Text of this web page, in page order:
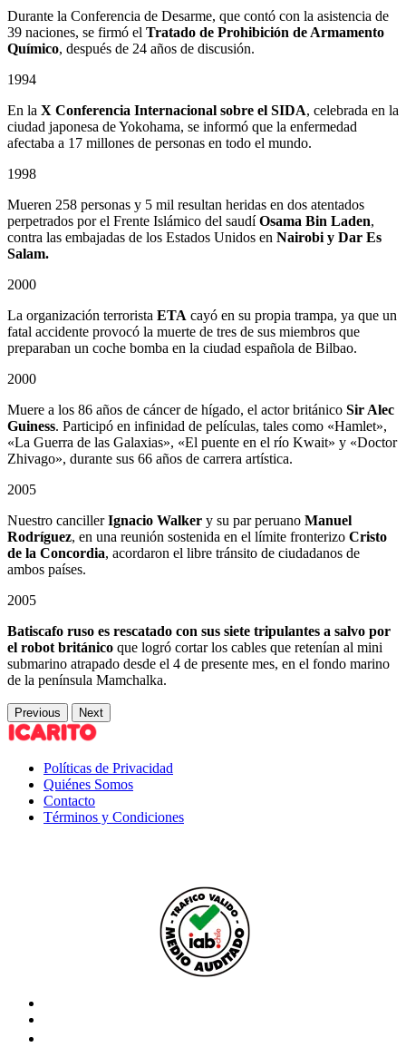
Durante la Conferencia de Desarme, que contó con la asistencia de
39 naciones, se firmó el Tratado de Prohibición de Armamento
Químico, después de 24 años de discusión.
1994
En la X Conferencia Internacional sobre el SIDA, celebrada en la
ciudad japonesa de Yokohama, se informó que la enfermedad
afectaba a 17 millones de personas en todo el mundo.
1998
Mueren 258 personas y 5 mil resultan heridas en dos atentados
perpetrados por el Frente Islámico del saudíOsama Bin Laden,
contra las embajadas de los Estados Unidos en Nairobi y Dar Es
Salam.
2000
La organización terrorista ETA cayó en su propia trampa, ya que un
fatal accidente provocó la muerte de tres de sus miembros que
preparaban un coche bomba en la ciudad española de Bilbao.
2000
Muere a los 86 años de cáncer de hígado, el actor británico Sir Alec
Guiness. Participó en infinidad de películas, tales como «Hamlet»,
«La Guerra de las Galaxias», «El puente en el río Kwait» y «Doctor
Zhivago», durante sus 66 años de carrera artística.
2005
Nuestro cancillerIgnacio Walker y su par peruano Manuel
Rodríguez, en una reunión sostenida en el límite fronterizo Cristo
de la Concordia, acordaron el libre tránsito de ciudadanos de
ambos países.
2005
Batiscafo ruso es rescatado con sus siete tripulantes a salvo por
el robot británico que logró cortar los cables que retenían al mini
submarino atrapado desde el 4 de presente mes, en el fondo marino
de la península Mamchalka.
Previous Next
Políticas de Privacidad
Quiénes Somos
Contacto
Términos y Condiciones